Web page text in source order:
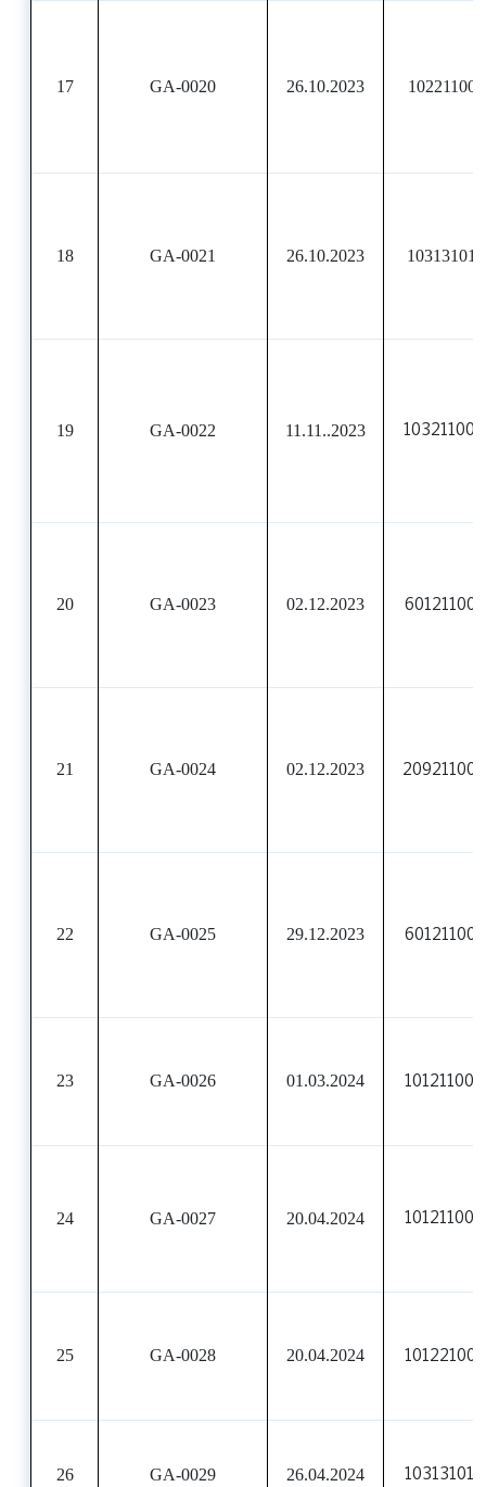
17 GA-0020 26.10.2023
18 GA-0021 26.10.2023
19 GA-0022 11.11..2023
20 GA-0023 02.12.2023
21 GA-0024 02.12.2023
22 GA-0025 29.12.2023
23 GA-0026 01.03.2024
24 GA-0027 20.04.2024
25 GA-0028 20.04.2024
26 GA-0029 26.04.2024